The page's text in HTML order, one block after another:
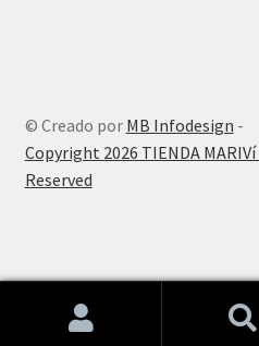
© Creado por MB Infodesign -
Copyright 2026 TIENDA
Reserved